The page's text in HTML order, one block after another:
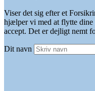
Viser det sig efter et
hjælper vi med at flytte dine
accept. Det er dejligt nemt
Dit navn